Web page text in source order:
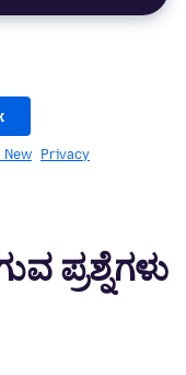
New Privacy
ಪ್ರಶ್ನೆಗಳು